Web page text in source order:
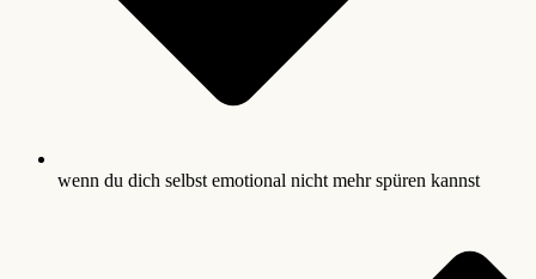
wenn du dich selbst emotional nicht mehr spüren kannst